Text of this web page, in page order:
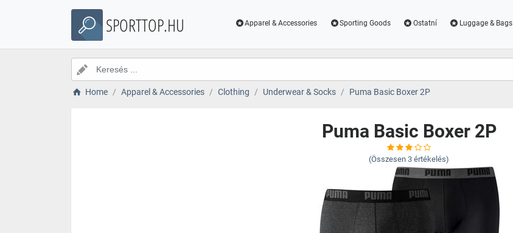
SPORTTOP.HU Apparel & Accessories Sporting Goods Ostatní Luggage & Bags
Home Apparel & Accessories Clothing Underwear & Socks Puma Basic Boxer 2P
Puma Basic Boxer 2P
(Összesen 3 értékelés)